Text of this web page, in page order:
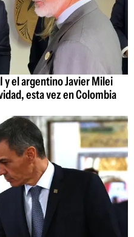
y el argentino Javier Milei
esta vez en Colombia